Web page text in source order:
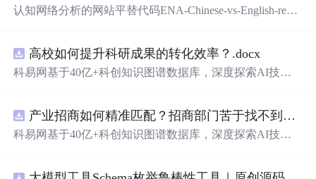
智能化发展。
认知网络分析的网站平替代码ENA-Chinese-vs-English-repro
高校如何提升科研成果的转化效率？.docx
科易网基于40亿+科创知识图谱数据库，深度探索AI技术
新领域的AI+数智化解决方案，推动科技创新与产业创新
智能化发展。
产业招商如何精准匹配？招商部门苦于找不到符合产业链补链强链方向的目标企业怎么办？.docx
科易网基于40亿+科创知识图谱数据库，深度探索AI技术